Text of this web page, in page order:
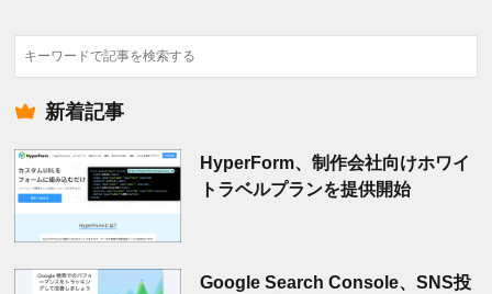
検
索
新着記事
HyperForm、制作会社向けホワイ
トラベルプランを提供開始
Google Search Console、SNS投